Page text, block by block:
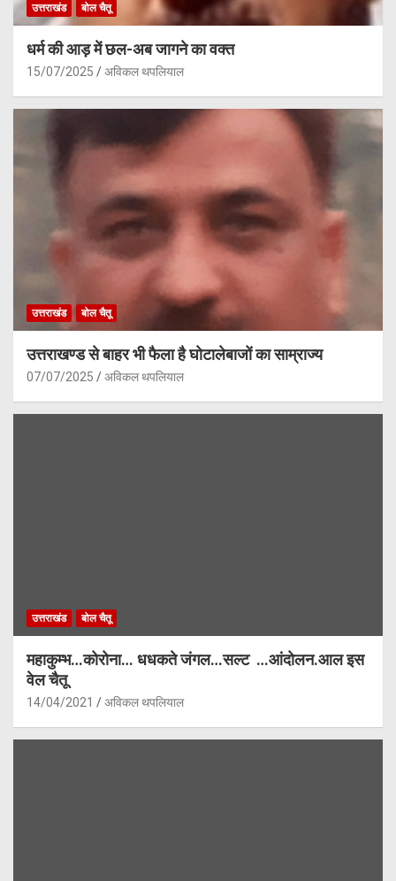
उत्तराखंड बोल चैतू
धर्म की आड़ में छल-अब जागने का वक्त
15/07/2025 अविकल थपलियाल
उत्तराखंड बोल चैतू
उत्तराखण्ड से बाहर भी फैला है घोटालेबाजों का साम्राज्य
07/07/2025 अविकल थपलियाल
उत्तराखंड बोल चैतू
महाकुम्भ…कोरोना… धधकते जंगल…सल्ट …आंदोलन.आल इस
वेल चैतू
14/04/2021 अविकल थपलियाल